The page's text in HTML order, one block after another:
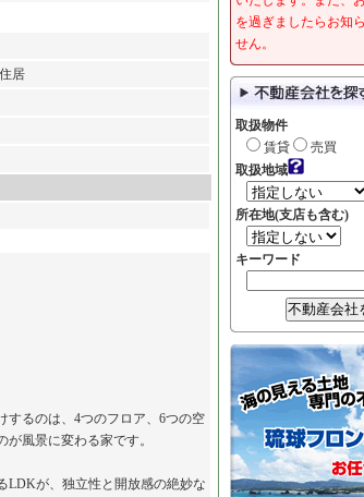
住居
するのは、4つのフロア、6つの空
風景に変わる家です。
LDKが、独立性と開放感の絶妙な
を過ぎましたらお知
せん。
取扱物件
賃貸
売買
取扱地域
所在地(支店も含む)
キーワード